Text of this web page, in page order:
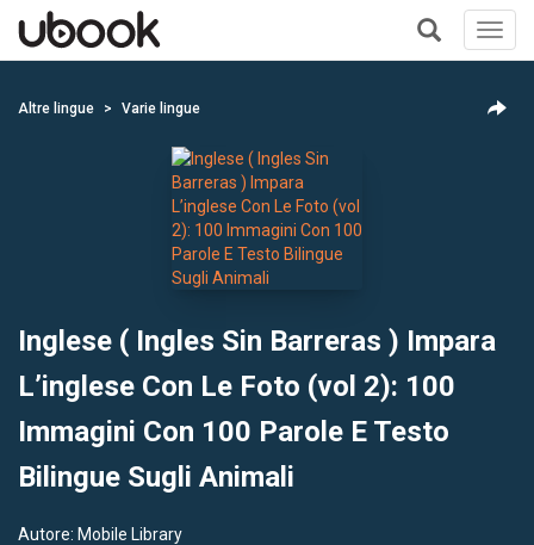
+
Altre lingue Varie lingue
Inglese ( Ingles Sin Barreras ) Impara
L’inglese Con Le Foto (vol 2): 100
Immagini Con 100 Parole E Testo
Bilingue Sugli Animali
Autore: Mobile Library